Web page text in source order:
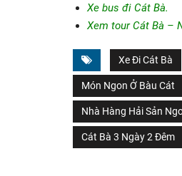
Xe bus đi Cát Bà.
Xem tour Cát Bà –
Xe Đi Cát Bà
Món Ngon Ở Bàu Cát
Nhà Hàng Hải Sản
Cát Bà 3 Ngày 2 Đêm